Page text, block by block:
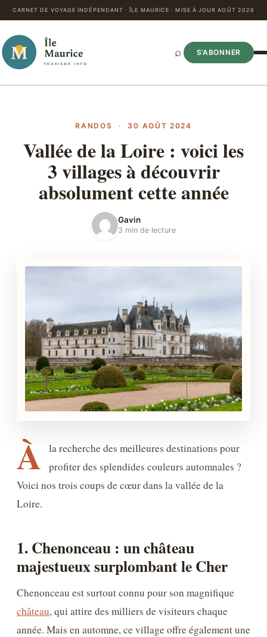
CARNET DE VOYAGE INDÉPENDANT · ÎLE MAURICE · MISE À JOUR AOÛT 2026
⌕ S’ABONNER
RANDOS · 30 AOÛT 2024
Vallée de la Loire : voici les
3 villages à découvrir
absolument cette année
Gavin
3 min de lecture
À
la recherche des meilleures destinations pour
profiter des splendides couleurs automnales ?
Voici nos trois coups de cœur dans la vallée de la
Loire.
1. Chenonceau : un château
majestueux surplombant le Cher
Chenonceau est surtout connu pour son magnifique
château, qui attire des milliers de visiteurs chaque
année. Mais en automne, ce village offre également une